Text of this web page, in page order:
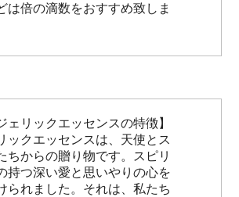
は倍の滴数をおすすめ致しま
リックエッセンスの特徴】
ックエッセンスは、天使とス
ちからの贈り物です。スピリ
持つ深い愛と思いやりの心を
られました。それは、私たち